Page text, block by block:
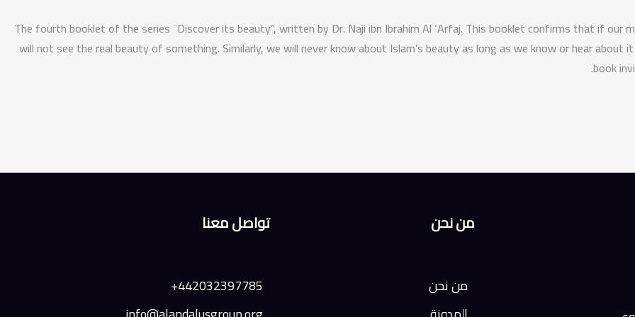
The fourth booklet of the series ¨Discover its beauty”, written by Dr. Naji ibn Ibrahim Al ‘Arfaj. This booklet confirms that if
will not see the real beauty of something. Similarly, we will never know about Islam’s beauty as long as we know or hear
book
من نحن
من نحن
تواصل معنا
442032397785+